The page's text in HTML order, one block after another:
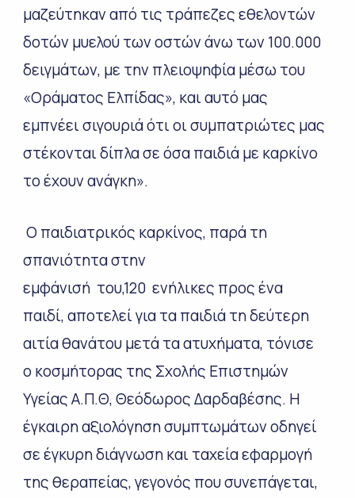
μαζεύτηκαν από τις τράπεζες εθελοντών
δοτών μυελού των οστών άνω των 100.000
δειγμάτων, με την πλειοψηφία μέσω του
«Οράματος Ελπίδας», και αυτό μας
εμπνέει σιγουριά ότι οι συμπατριώτες μας
στέκονται δίπλα σε όσα παιδιά με καρκίνο
το έχουν ανάγκη».
Ο παιδιατρικός καρκίνος, παρά τη
σπανιότητα στην
εμφάνισή του,120 ενήλικες προς ένα
παιδί, αποτελεί για τα παιδιά τη δεύτερη
αιτία θανάτου μετά τα ατυχήματα, τόνισε
ο κοσμήτορας της Σχολής Επιστημών
Υγείας Α.Π.Θ, Θεόδωρος Δαρδαβέσης. Η
έγκαιρη αξιολόγηση συμπτωμάτων οδηγεί
σε έγκυρη διάγνωση και ταχεία εφαρμογή
της θεραπείας, γεγονός που συνεπάγεται,